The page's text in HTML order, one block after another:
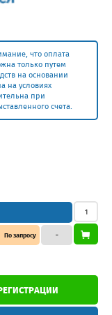
что оплата
только путем
на основании
на условиях
при
счета.
По запросу –